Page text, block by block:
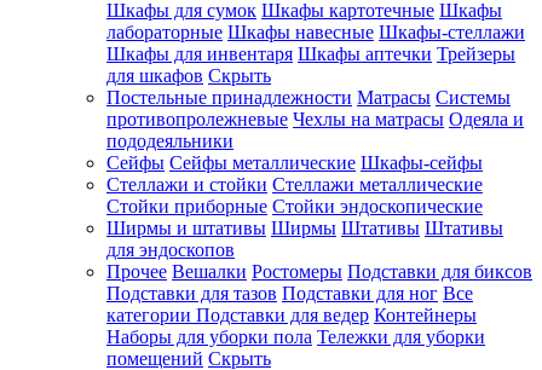
Шкафы для сумок Шкафы картотечные Шкафы
лабораторные Шкафы навесные Шкафы-стеллажи
Шкафы для инвентаря Шкафы аптечки Трейзеры
для шкафов Скрыть
Постельные принадлежности Матрасы Системы
противопролежневые Чехлы на матрасы Одеяла и
пододеяльники
Сейфы Сейфы металлические Шкафы-сейфы
Стеллажи и стойки Стеллажи металлические
Стойки приборные Стойки эндоскопические
Ширмы и штативы Ширмы Штативы Штативы
для эндоскопов
Прочее Вешалки Ростомеры Подставки для биксов
Подставки для тазов Подставки для ног Все
категории Подставки для ведер Контейнеры
Наборы для уборки пола Тележки для уборки
помещений Скрыть